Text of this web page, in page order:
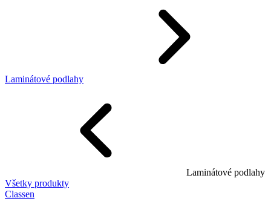
Laminátové podlahy
Laminátové podlahy
Všetky produkty
Classen